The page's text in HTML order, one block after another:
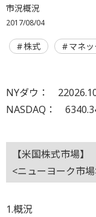
市況概況
2017/08/04
株式 マネ
NYダウ：
NASDAQ：
【米国株式市場】
<ニューヨーク市
1.概況